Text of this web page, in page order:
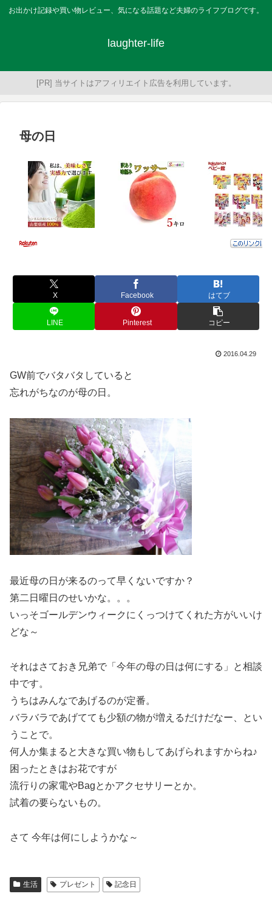
お出かけ記録や買い物レビュー、気になる話題など夫婦のライフブログです。
laughter-life
[PR] 当サイトはアフィリエイト広告を利用しています。
母の日
X Facebook はてブ
LINE Pinterest コピー
2016.04.29
GW前でバタバタしていると
忘れがちなのが母の日。
最近母の日が来るのって早くないですか？
第二日曜日のせいかな。。。
いっそゴールデンウィークにくっつけてくれた方がいいけ
どな～
それはさておき兄弟で「今年の母の日は何にする」と相談
中です。
うちはみんなであげるのが定番。
バラバラであげてても少額の物が増えるだけだなー、とい
うことで。
何人か集まると大きな買い物もしてあげられますからね♪
困ったときはお花ですが
流行りの家電やBagとかアクセサリーとか。
試着の要らないもの。
さて 今年は何にしようかな～
生活 プレゼント 記念日